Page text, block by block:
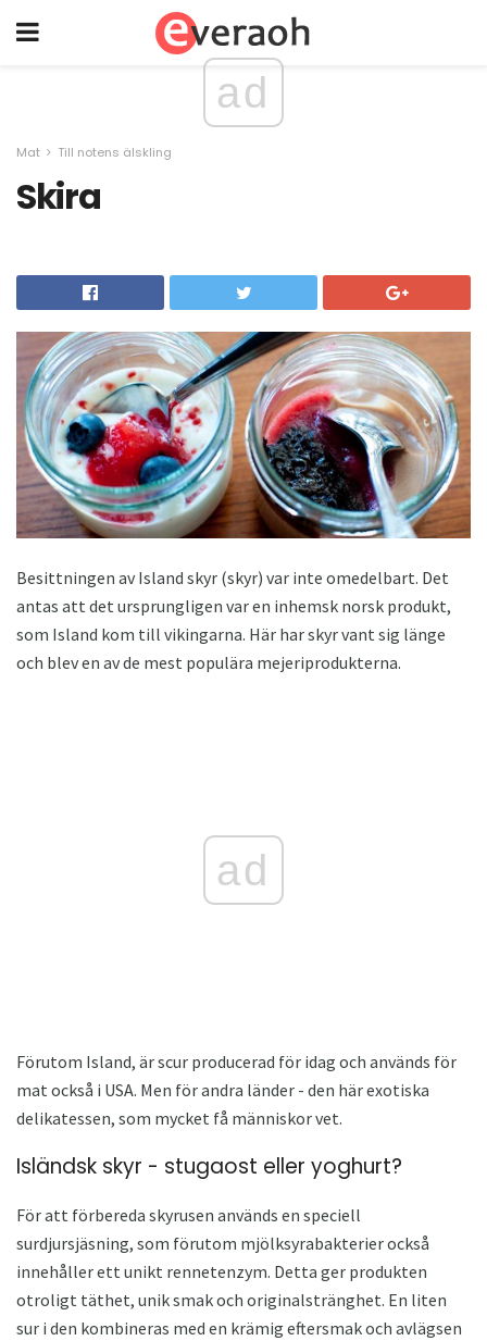
ad
Mat Till notens älskling
Skira
Besittningen av Island skyr (skyr) var inte omedelbart. Det
antas att det ursprungligen var en inhemsk norsk produkt,
som Island kom till vikingarna. Här har skyr vant sig länge
och blev en av de mest populära mejeriprodukterna.
ad
Förutom Island, är scur producerad för idag och används för
mat också i USA. Men för andra länder - den här exotiska
delikatessen, som mycket få människor vet.
Isländsk skyr - stugaost eller yoghurt?
För att förbereda skyrusen används en speciell
surdjursjäsning, som förutom mjölksyrabakterier också
innehåller ett unikt rennetenzym. Detta ger produkten
otroligt täthet, unik smak och originalstränghet. En liten
sur i den kombineras med en krämig eftersmak och avlägsen